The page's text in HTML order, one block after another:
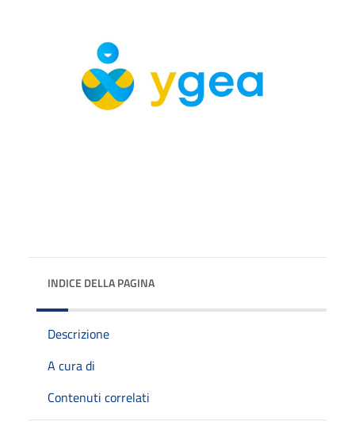
INDICE DELLA PAGINA
Descrizione
A cura di
Contenuti correlati